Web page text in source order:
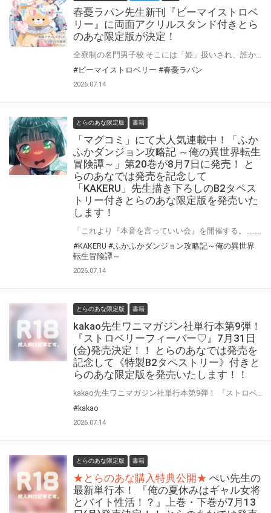
春憂ラパン先生新刊『ビーマイストロベ
リー』に両面アクリルスタンド付きとら
のあな限定版が決定！
#ビーマイストロベリー #春憂ラパン
2026.07.14
とらのあな限定版 書籍
「マグコミ」にて大人気連載中！「ふか
ふかダンジョン攻略記 ～俺の異世界転生
冒険譚～」第20巻が8月7日に発売！ と
らのあなでは発売を記念して
「KAKERU」先生描き下ろしのB2タペス
トリー付きとらのあな限定版を発売いた
します！
#KAKERU #ふかふかダンジョン攻略記～俺の異世界
転生冒険譚～
2026.07.14
とらのあな限定版 書籍
kakao先生ワニマガジン社単行本第9弾！
『ストロベリーフィーバー♡』7月31日
(金)発売決定！！ とらのあなでは発売を
記念して《特製B2タペストリー》付きと
らのあな限定版を発売いたします！！
#kakao
2026.07.14
とらのあな限定版 書籍
★とらのあな購入特典公開★ ぺい先生の
最新単行本！ 『俺の夏休みはギャル女将
とバイト性活！？』上巻・下巻が7月13